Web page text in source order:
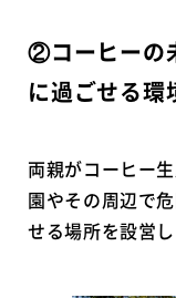
②コーヒーの
に過ごせる環
両親がコーヒー
園やその周辺で
せる場所を設営し